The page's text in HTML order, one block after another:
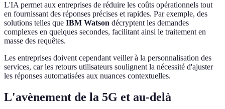
L'IA permet aux entreprises de réduire les coûts opérationnels tout
en fournissant des réponses précises et rapides. Par exemple, des
solutions telles que IBM Watson décryptent les demandes
complexes en quelques secondes, facilitant ainsi le traitement en
masse des requêtes.
Les entreprises doivent cependant veiller à la personnalisation des
services, car les retours utilisateurs soulignent la nécessité d'ajuster
les réponses automatisées aux nuances contextuelles.
L'avènement de la 5G et au-delà